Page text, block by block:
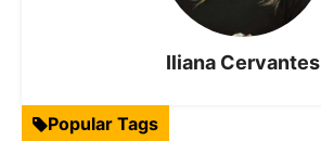
Iliana Cervantes
Popular Tags